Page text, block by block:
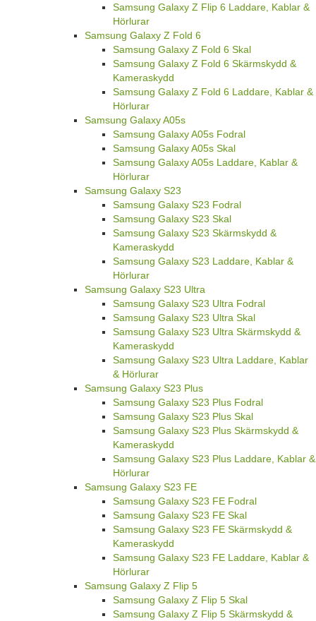
Samsung Galaxy Z Flip 6 Laddare, Kablar &
Hörlurar
Samsung Galaxy Z Fold 6
Samsung Galaxy Z Fold 6 Skal
Samsung Galaxy Z Fold 6 Skärmskydd &
Kameraskydd
Samsung Galaxy Z Fold 6 Laddare, Kablar &
Hörlurar
Samsung Galaxy A05s
Samsung Galaxy A05s Fodral
Samsung Galaxy A05s Skal
Samsung Galaxy A05s Laddare, Kablar &
Hörlurar
Samsung Galaxy S23
Samsung Galaxy S23 Fodral
Samsung Galaxy S23 Skal
Samsung Galaxy S23 Skärmskydd &
Kameraskydd
Samsung Galaxy S23 Laddare, Kablar &
Hörlurar
Samsung Galaxy S23 Ultra
Samsung Galaxy S23 Ultra Fodral
Samsung Galaxy S23 Ultra Skal
Samsung Galaxy S23 Ultra Skärmskydd &
Kameraskydd
Samsung Galaxy S23 Ultra Laddare, Kablar
& Hörlurar
Samsung Galaxy S23 Plus
Samsung Galaxy S23 Plus Fodral
Samsung Galaxy S23 Plus Skal
Samsung Galaxy S23 Plus Skärmskydd &
Kameraskydd
Samsung Galaxy S23 Plus Laddare, Kablar &
Hörlurar
Samsung Galaxy S23 FE
Samsung Galaxy S23 FE Fodral
Samsung Galaxy S23 FE Skal
Samsung Galaxy S23 FE Skärmskydd &
Kameraskydd
Samsung Galaxy S23 FE Laddare, Kablar &
Hörlurar
Samsung Galaxy Z Flip 5
Samsung Galaxy Z Flip 5 Skal
Samsung Galaxy Z Flip 5 Skärmskydd &